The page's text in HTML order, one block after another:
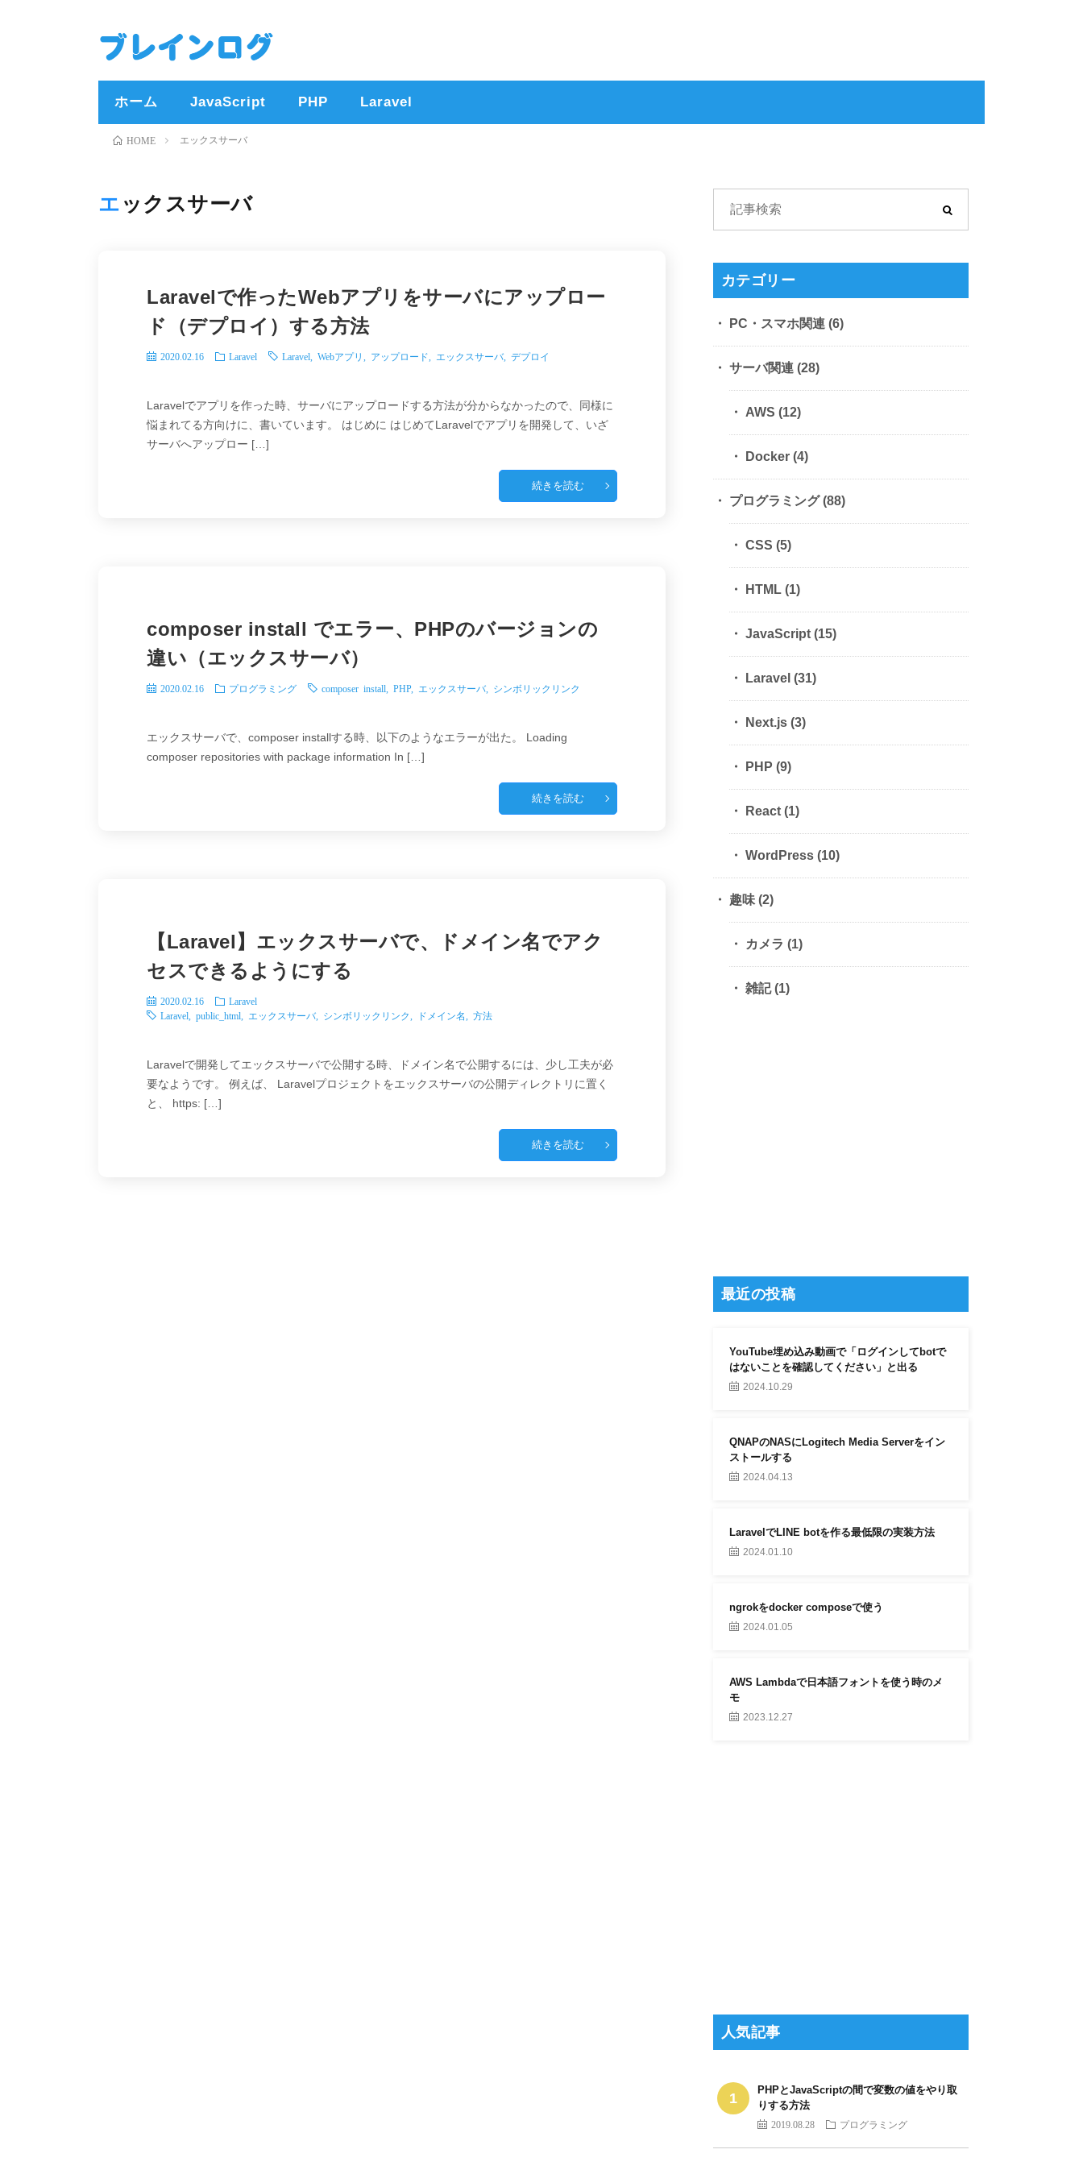
ホーム JavaScript PHP Laravel
HOME エックスサーバ
エックスサーバ
Laravelで作ったWebアプリをサーバにアップロー
ド（デプロイ）する方法
2020.02.16 Laravel Laravel Webアプリ アップロード エックスサーバ, デプロイ
Laravelでアプリを作った時、サーバにアップロードする方法が分からなかったので、同様に
悩まれてる方向けに、書いています。 はじめに はじめてLaravelでアプリを開発して、いざ
サーバへアップロー […]
続きを読む
composer install でエラー、PHPのバージョンの
違い（エックスサーバ）
2020.02.16 プログラミング composer install PHP, エックスサーバ, シンボリックリンク
エックスサーバで、composer installする時、以下のようなエラーが出た。 Loading
composer repositories with package information In […]
続きを読む
【Laravel】エックスサーバで、ドメイン名でアク
セスできるようにする
2020.02.16
Laravel
Laravel
public_html エックスサーバ, シンボリックリンク ドメイン名 方法
Laravelで開発してエックスサーバで公開する時、ドメイン名で公開するには、少し工夫が必
要なようです。 例えば、 Laravelプロジェクトをエックスサーバの公開ディレクトリに置く
と、 https: […]
続きを読む
カテゴリー
PC・スマホ関連(6)
サーバ関連(28)
AWS (12)
Docker(4)
プログラミング(88)
CSS (5)
HTML(1)
JavaScript(15)
Laravel (31)
Next.js(3)
PHP (9)
React(1)
WordPress(10)
趣味(2)
カメラ (1)
雑記(1)
最近の投稿
YouTube埋め込み動画で「ログインしてbotで
はないことを確認してください」と出る
2024.10.29
QNAPのNASにLogitech Media Serverをイン
ストールする
2024.04.13
LaravelでLINE botを作る最低限の実装方法
2024.01.10
ngrokをdocker composeで使う
2024.01.05
AWS Lambdaで日本語フォントを使う時のメ
モ
2023.12.27
人気記事
PHPとJavaScriptの間で変数の値をやり取
りする方法
2019.08.28 プログラミング